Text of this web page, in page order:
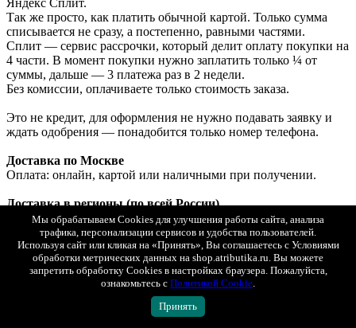
Так же просто, как платить обычной картой. Только сумма
списывается не сразу, а постепенно, равными частями.
Сплит — сервис рассрочки, который делит оплату покупки на
4 части. В момент покупки нужно заплатить только ¼ от
суммы, дальше — 3 платежа раз в 2 недели.
Без комиссии, оплачиваете только стоимость заказа.
Это не кредит, для оформления не нужно подавать заявку и
ждать одобрения — понадобится только номер телефона.
Доставка по Москве
Оплата: онлайн, картой или наличными при получении.
Доставка в регионы (по всей России)
1. СДЭК (ПВЗ или курьером) с возможностью примерки.
Оплата: онлайн, картой или наличными при получении.
2. Почта России (первый класс).
Оплата: только онлайн.
Доставка в Беларусь и Казахстан
Оплата: только онлайн (банковской картой РФ).
Мы обрабатываем Cookies для улучшения работы сайта, анализа
трафика, персонализации сервисов и удобства пользователей.
Используя сайт или кликая на «Принять», Вы соглашаетесь с Условиями
обработки метрических данных на shop.atributika.ru. Вы можете
запретить обработку Cookies в настройках браузера. Пожалуйста,
ознакомьтесь с Политикой Cookie.
Принять